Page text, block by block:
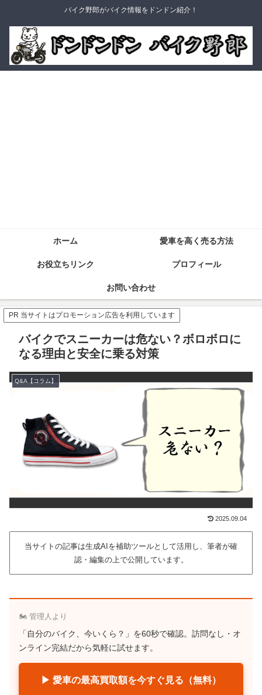
バイク野郎がバイク情報をドンドン紹介！
ホーム 愛車を高く売る方法
お役立ちリンク プロフィール
お問い合わせ
PR 当サイトはプロモーション広告を利用しています
バイクでスニーカーは危ない？ボロボロに
なる理由と安全に乗る対策
Q&A【コラム】
2025.09.04
当サイトの記事は生成AIを補助ツールとして活用し、筆者が確
認・編集の上で公開しています。
🏍️ 管理人より
「自分のバイク、今いくら？」を60秒で確認。訪問なし・オ
ンライン完結だから気軽に試せます。
▶ 愛車の最高買取額を今すぐ見る（無料）